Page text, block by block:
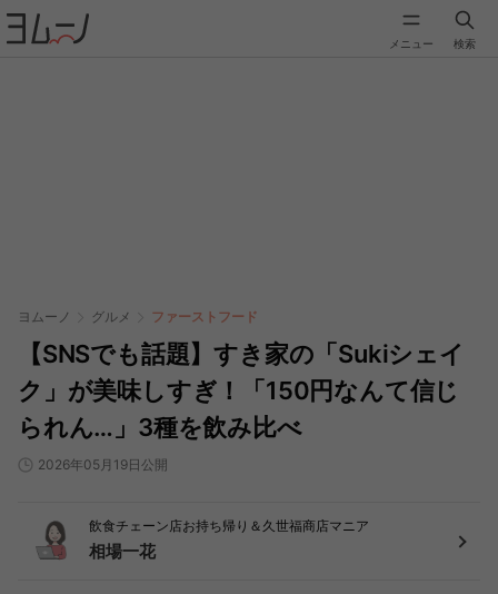
メニュー 検索
ヨムーノ グルメ ファーストフード
【SNSでも話題】すき家の「Sukiシェイ
ク」が美味しすぎ！「150円なんて信じ
られん…」3種を飲み比べ
2026年05月19日公開
飲食チェーン店お持ち帰り＆久世福商店マニア
相場一花